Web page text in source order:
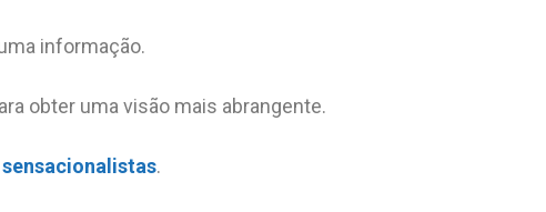
informação.
obter uma visão mais abrangente.
sensacionalistas.